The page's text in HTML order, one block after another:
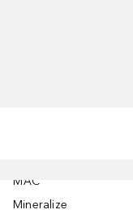
MAC
Mineralize